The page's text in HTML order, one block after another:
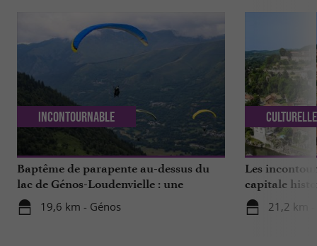
Baptême de parapente au-dessus du
lac de Génos-Loudenvielle : une
expérience à vivre !
19,6 km - Génos
Incontournable
Les
capitale
21,2 km
Culturelle